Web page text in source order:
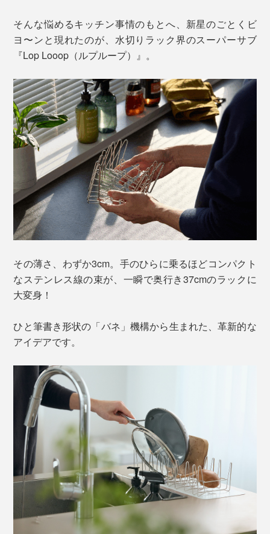
そんな悩めるキッチン事情のもとへ、新星のごとくビ
ヨ〜ンと現れたのが、水切りラック界のスーパーサブ
『Lop Looop（ルプループ）』。
その薄さ、わずか3cm。手のひらに乗るほどコンパクト
なステンレス線の束が、一瞬で奥行き37cmのラックに
大変身！
ひと筆書き形状の「バネ」機構から生まれた、革新的な
アイデアです。